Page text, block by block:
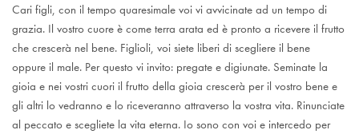
Cari figli, con il tempo quaresimale voi vi avvicinate ad un tempo di
grazia. Il vostro cuore è come terra arata ed è pronto a ricevere il frutto
che crescerà nel bene. Figlioli, voi siete liberi di scegliere il bene
oppure il male. Per questo vi invito: pregate e digiunate. Seminate la
gioia e nei vostri cuori il frutto della gioia crescerà per il vostro bene e
gli altri lo vedranno e lo riceveranno attraverso la vostra vita. Rinunciate
al peccato e scegliete la vita eterna. Io sono con voi e intercedo per